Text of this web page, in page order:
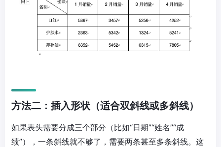
方法二：插入形状（适合双斜线或多斜线）
如果表头需要分成三个部分（比如“日期”“姓名”“成
绩”），一条斜线就不够了，需要两条甚至多条斜线。这